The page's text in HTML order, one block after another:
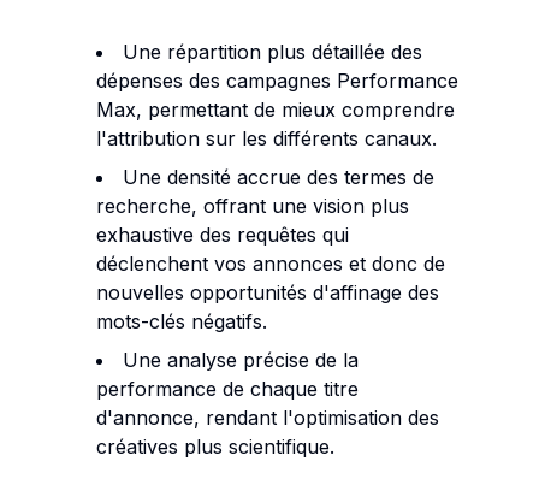
Une répartition plus détaillée des
dépenses des campagnes Performance
Max, permettant de mieux comprendre
l'attribution sur les différents canaux.
Une densité accrue des termes de
recherche, offrant une vision plus
exhaustive des requêtes qui
déclenchent vos annonces et donc de
nouvelles opportunités d'affinage des
mots-clés négatifs.
Une analyse précise de la
performance de chaque titre
d'annonce, rendant l'optimisation des
créatives plus scientifique.